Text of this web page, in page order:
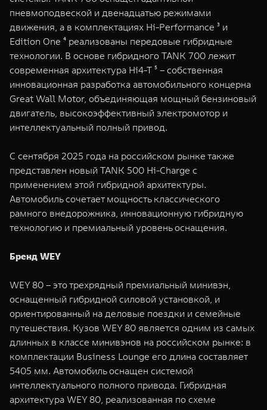
пневмоподвеской и двенадцатью режимами
движения, а в комплектациях Hi-Performance ³ и
Edition One ⁴ реализованы передовые гибридные
технологии. В основе гибридного TANK 700 лежит
современная архитектура Hi4-T ⁵ – собственная
инновационная разработка автомобильного концерна
Great Wall Motor, объединяющая мощный бензиновый
двигатель, высокоэффективный электромотор и
интеллектуальный полный привод.
С сентября 2025 года на российском рынке также
представлен новый TANK 500 Hi-Charge с
применением этой гибридной архитектуры.
Автомобиль сочетает мощность классического
рамного внедорожника, инновационную гибридную
технологию и премиальный уровень оснащения.
Бренд WEY
WEY 80 – это трехрядный премиальный минивэн,
оснащенный гибридной силовой установкой, и
ориентированный на деловые поездки и семейные
путешествия. Кузов WEY 80 является одним из самых
длинных в классе минивэнов на российском рынке: в
комплектации Business Lounge его длина составляет
5405 мм. Автомобиль оснащен системой
интеллектуального полного привода. Гибридная
архитектура WEY 80, реализованная по схеме